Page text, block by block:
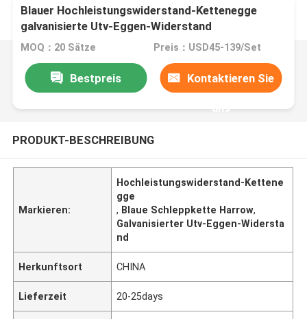
Blauer Hochleistungswiderstand-Kettenegge
galvanisierte Utv-Eggen-Widerstand
MOQ：20 Sätze Preis：USD45-139/Set
Bestpreis Kontaktieren Sie
uns
PRODUKT-BESCHREIBUNG
Markieren:
Hochleistungswiderstand-Kettene
gge
, Blaue Schleppkette Harrow,
Galvanisierter Utv-Eggen-Widersta
nd
Herkunftsort CHINA
Lieferzeit 20-25days